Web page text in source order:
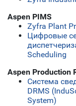
Aspen PIMS
Zyfra Plant
Цифровые
Scheduling
Aspen Production
Система
DRMS
System)